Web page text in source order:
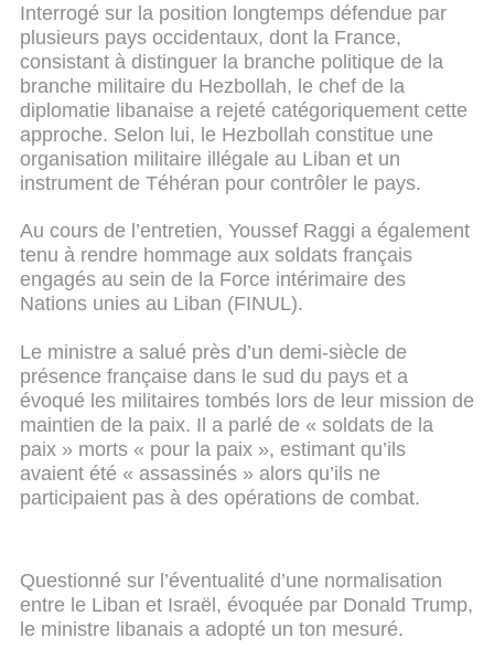
Interrogé sur la position longtemps défendue par
plusieurs pays occidentaux, dont la France,
consistant à distinguer la branche politique de la
branche militaire du Hezbollah, le chef de la
diplomatie libanaise a rejeté catégoriquement cette
approche. Selon lui, le Hezbollah constitue une
organisation militaire illégale au Liban et un
instrument de Téhéran pour contrôler le pays.
Au cours de l’entretien, Youssef Raggi a également
tenu à rendre hommage aux soldats français
engagés au sein de la Force intérimaire des
Nations unies au Liban (FINUL).
Le ministre a salué près d’un demi-siècle de
présence française dans le sud du pays et a
évoqué les militaires tombés lors de leur mission de
maintien de la paix. Il a parlé de « soldats de la
paix » morts « pour la paix », estimant qu’ils
avaient été « assassinés » alors qu’ils ne
participaient pas à des opérations de combat.
Questionné sur l’éventualité d’une normalisation
entre le Liban et Israël, évoquée par Donald Trump,
le ministre libanais a adopté un ton mesuré.